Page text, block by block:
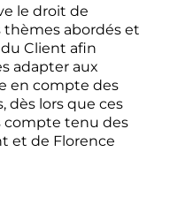
le droit de
abordés et
Client afin
adapter aux
en compte des
dès lors que ces
compte tenu des
et de Florence